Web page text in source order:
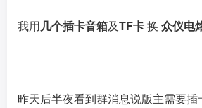
我用几个插卡音箱及TF卡换 众仪电
昨天后半夜看到群消息说版主需要